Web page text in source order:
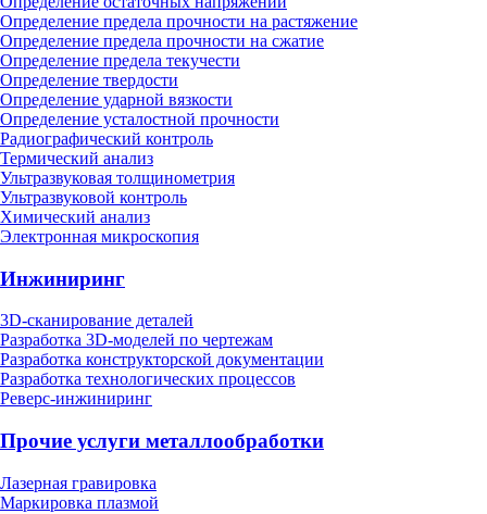
Определение предела прочности на растяжение
Определение предела прочности на сжатие
Определение предела текучести
Определение твердости
Определение ударной вязкости
Определение усталостной прочности
Радиографический контроль
Термический анализ
Ультразвуковая толщинометрия
Ультразвуковой контроль
Химический анализ
Электронная микроскопия
Инжиниринг
3D-сканирование деталей
Разработка 3D-моделей по чертежам
Разработка конструкторской документации
Разработка технологических процессов
Реверс-инжиниринг
Прочие услуги металлообработки
Лазерная гравировка
Маркировка плазмой